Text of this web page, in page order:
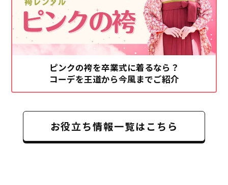
ピンクの袴を卒業式に着るなら？
コーデを王道から今風までご紹介
お役立ち情報一覧はこちら